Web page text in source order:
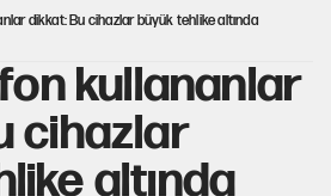
dikkat: Bu cihazlar büyük tehlike altında
kullananlar
cihazlar
altında